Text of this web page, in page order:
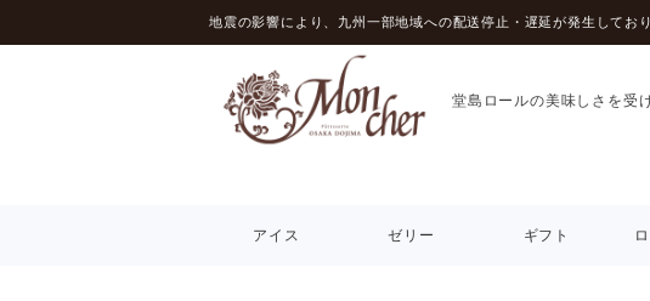
地震の影響により、九州一部地域への配送停止・遅延が発生してお
堂島ロールの美味しさを受
アイス ゼリー ギフト